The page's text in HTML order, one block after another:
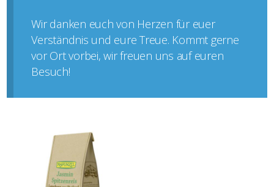
Wir danken euch von Herzen für euer
Verständnis und eure Treue. Kommt gerne
vor Ort vorbei, wir freuen uns auf euren
Besuch!